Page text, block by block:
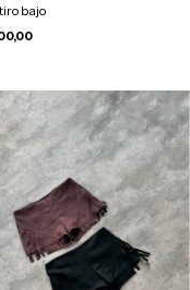
bajo